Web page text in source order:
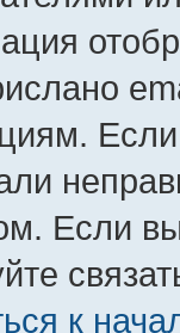
Если
к